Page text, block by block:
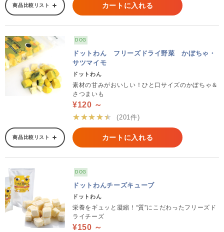
商品比較リスト カートに入れる
DOG
ドットわん フリーズドライ野菜 かぼちゃ・
サツマイモ
ドットわん
素材の甘みがおいしい！ひと口サイズのかぼちゃ＆
さつまいも
¥120 ～
★★★★★
(201件)
商品比較リスト カートに入れる
DOG
ドットわんチーズキューブ
ドットわん
栄養をギュッと凝縮！“質”にこだわったフリーズド
ライチーズ
¥150 ～